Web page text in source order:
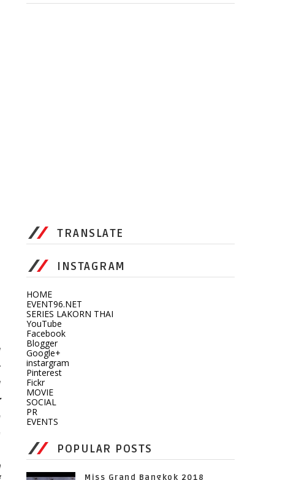
TRANSLATE
INSTAGRAM
HOME
EVENT96.NET
SERIES LAKORN THAI
YouTube
Facebook
Blogger
Google+
instargram
Pinterest
Fickr
MOVIE
SOCIAL
PR
EVENTS
POPULAR POSTS
Miss Grand Bangkok 2018